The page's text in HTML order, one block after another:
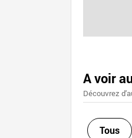
A voir
Découvrez
Tous